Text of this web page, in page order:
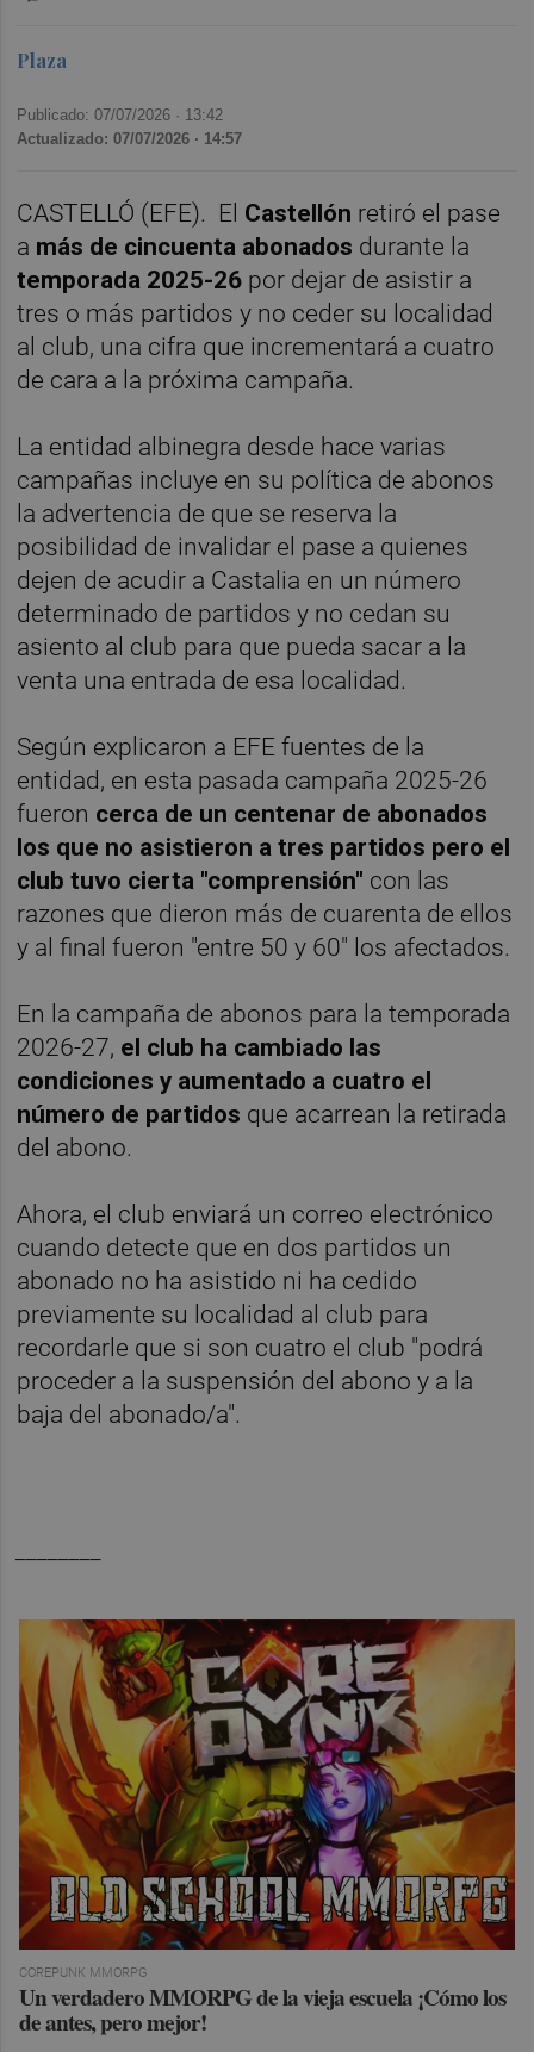
Plaza
Publicado: 07/07/2026 · 13:42
Actualizado: 07/07/2026 · 14:57
CASTELLÓ (EFE). El Castellón retiró el pase
a más de cincuenta abonados durante la
temporada 2025-26 por dejar de asistir a
tres o más partidos y no ceder su localidad
al club, una cifra que incrementará a cuatro
de cara a la próxima campaña.
La entidad albinegra desde hace varias
campañas incluye en su política de abonos
la advertencia de que se reserva la
posibilidad de invalidar el pase a quienes
dejen de acudir a Castalia en un número
determinado de partidos y no cedan su
asiento al club para que pueda sacar a la
venta una entrada de esa localidad.
Según explicaron a EFE fuentes de la
entidad, en esta pasada campaña 2025-26
fueron cerca de un centenar de abonados
los que no asistieron a tres partidos pero el
club tuvo cierta "comprensión" con las
razones que dieron más de cuarenta de ellos
y al final fueron "entre 50 y 60" los afectados.
En la campaña de abonos para la temporada
2026-27, el club ha cambiado las
condiciones y aumentado a cuatro el
número de partidos que acarrean la retirada
del abono.
Ahora, el club enviará un correo electrónico
cuando detecte que en dos partidos un
abonado no ha asistido ni ha cedido
previamente su localidad al club para
recordarle que si son cuatro el club "podrá
proceder a la suspensión del abono y a la
baja del abonado/a".
COREPUNK MMORPG
Un verdadero MMORPG de la vieja escuela ¡Cómo los
de antes, pero mejor!